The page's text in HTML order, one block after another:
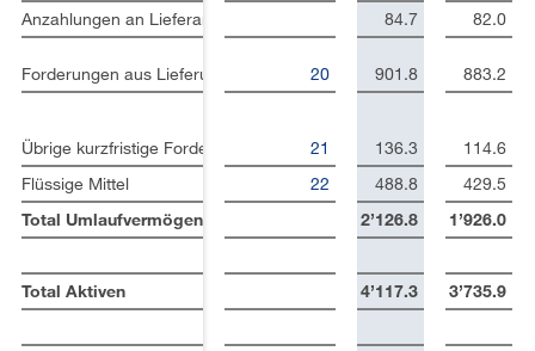
84.7
82.0
20 901.8 883.2
21 136.3
114.6
22
488.8
429.5
2’126.8
1’926.0
4’117.3 3’735.9
Anzahlungen an Lieferanten
Forderungen aus Lieferungen und Leistungen
Übrige kurzfristige Forderungen und aktive
Flüssige Mittel
Total Umlaufvermögen
Total Aktiven